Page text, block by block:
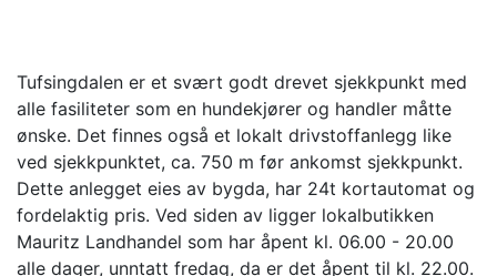
Tufsingdalen er et svært godt drevet sjekkpunkt med
alle fasiliteter som en hundekjører og handler måtte
ønske. Det finnes også et lokalt drivstoffanlegg like
ved sjekkpunktet, ca. 750 m før ankomst sjekkpunkt.
Dette anlegget eies av bygda, har 24t kortautomat og
fordelaktig pris. Ved siden av ligger lokalbutikken
Mauritz Landhandel som har åpent kl. 06.00 - 20.00
alle dager, unntatt fredag, da er det åpent til kl. 22.00.